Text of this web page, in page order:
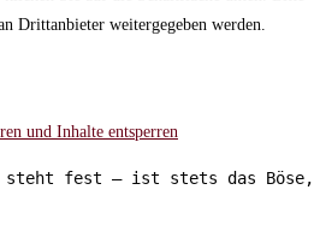
Drittanbieter weitergegeben werden.
und Inhalte entsperren
steht fest – ist stets das Böse,